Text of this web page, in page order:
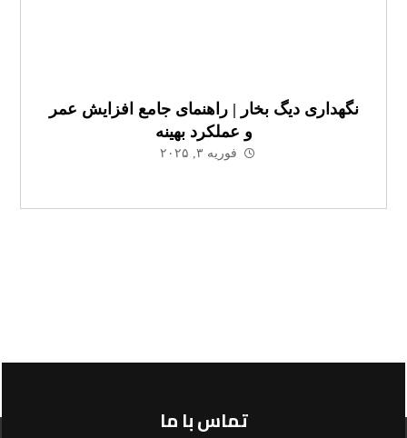
نگهداری دیگ بخار | راهنمای جامع افزایش عمر
و عملکرد بهینه
فوریه ۳, ۲۰۲۵
تماس با ما